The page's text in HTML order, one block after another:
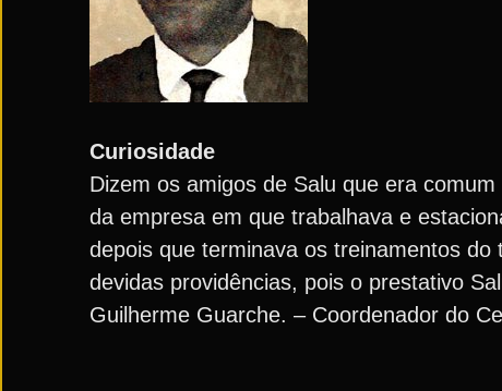
Curiosidade
Dizem os amigos de Salu que era
da empresa em que trabalhava e
depois que terminava os treinamentos
devidas providências, pois o prestativo
Guilherme Guarche. – Coordenador do